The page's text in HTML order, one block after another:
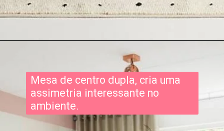
Mesa de centro dupla, cria uma
assimetria interessante no
ambiente.